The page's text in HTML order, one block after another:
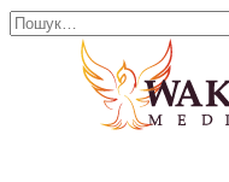
Перейти
Search